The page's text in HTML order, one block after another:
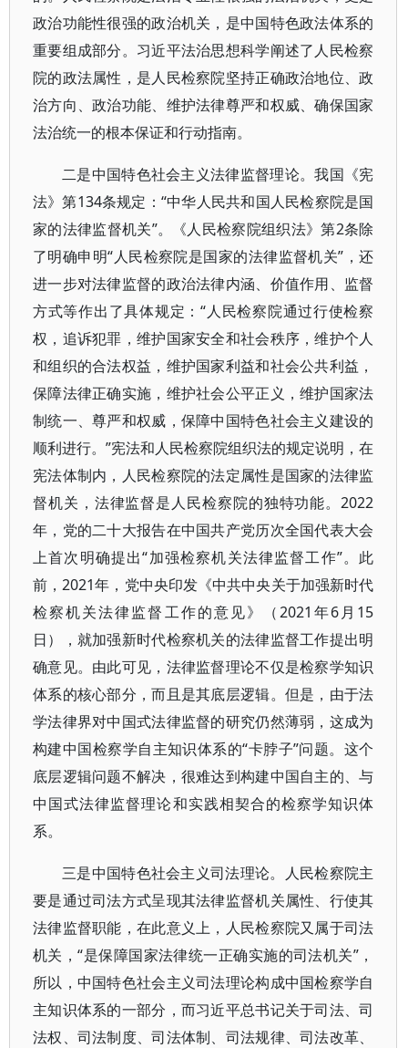
政治功能性很强的政治机关，是中国特色政法体系的
重要组成部分。习近平法治思想科学阐述了人民检察
院的政法属性，是人民检察院坚持正确政治地位、政
治方向、政治功能、维护法律尊严和权威、确保国家
法治统一的根本保证和行动指南。
二是中国特色社会主义法律监督理论。我国《宪
法》第134条规定：“中华人民共和国人民检察院是国
家的法律监督机关”。《人民检察院组织法》第2条除
了明确申明“人民检察院是国家的法律监督机关”，还
进一步对法律监督的政治法律内涵、价值作用、监督
方式等作出了具体规定：“人民检察院通过行使检察
权，追诉犯罪，维护国家安全和社会秩序，维护个人
和组织的合法权益，维护国家利益和社会公共利益，
保障法律正确实施，维护社会公平正义，维护国家法
制统一、尊严和权威，保障中国特色社会主义建设的
顺利进行。”宪法和人民检察院组织法的规定说明，在
宪法体制内，人民检察院的法定属性是国家的法律监
督机关，法律监督是人民检察院的独特功能。2022
年，党的二十大报告在中国共产党历次全国代表大会
上首次明确提出“加强检察机关法律监督工作”。此
前，2021年，党中央印发《中共中央关于加强新时代
检察机关法律监督工作的意见》（2021年6月15
日），就加强新时代检察机关的法律监督工作提出明
确意见。由此可见，法律监督理论不仅是检察学知识
体系的核心部分，而且是其底层逻辑。但是，由于法
学法律界对中国式法律监督的研究仍然薄弱，这成为
构建中国检察学自主知识体系的“卡脖子”问题。这个
底层逻辑问题不解决，很难达到构建中国自主的、与
中国式法律监督理论和实践相契合的检察学知识体
系。
三是中国特色社会主义司法理论。人民检察院主
要是通过司法方式呈现其法律监督机关属性、行使其
法律监督职能，在此意义上，人民检察院又属于司法
机关，“是保障国家法律统一正确实施的司法机关”，
所以，中国特色社会主义司法理论构成中国检察学自
主知识体系的一部分，而习近平总书记关于司法、司
法权、司法制度、司法体制、司法规律、司法改革、